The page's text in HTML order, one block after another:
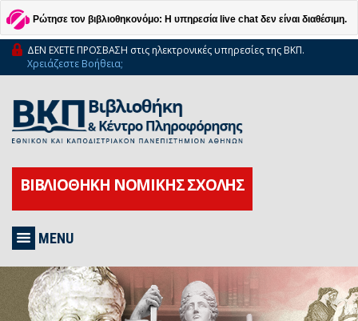
Ρώτησε τον βιβλιοθηκονόμο: Η υπηρεσία live chat δεν είναι διαθέσιμη.
ΔΕΝ ΕΧΕΤΕ ΠΡΟΣΒΑΣΗ στις ηλεκτρονικές υπηρεσίες της ΒΚΠ.
Χρειάζεστε Βοήθεια;
ΒΙΒΛΙΟΘΗΚΗ ΝΟΜΙΚΗΣ ΣΧΟΛΗΣ
MENU